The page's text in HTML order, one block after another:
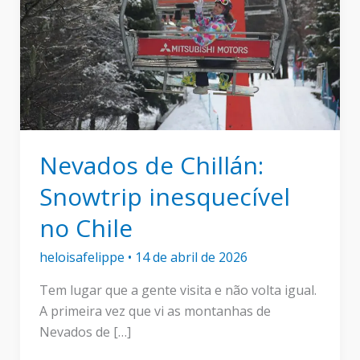
Nevados de Chillán:
Snowtrip inesquecível
no Chile
heloisafelippe • 14 de abril de 2026
Tem lugar que a gente visita e não volta igual.
A primeira vez que vi as montanhas de
Nevados de […]